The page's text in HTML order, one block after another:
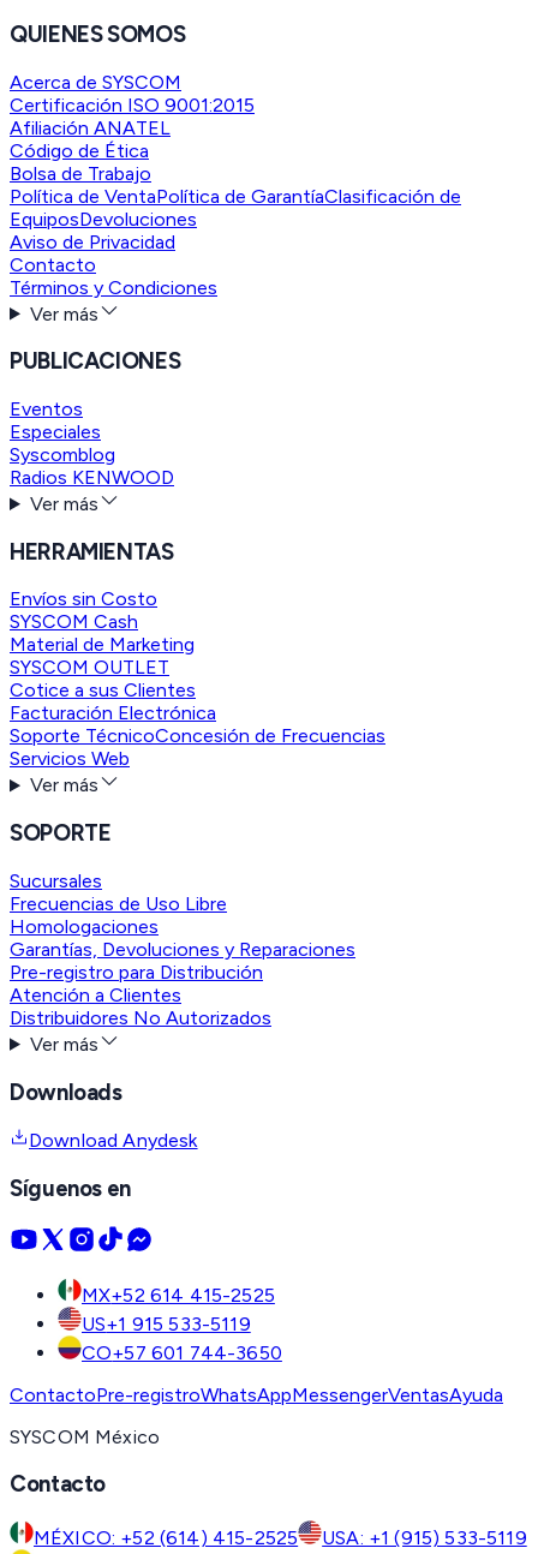
QUIENES SOMOS
Acerca de SYSCOM
Certificación ISO 9001:2015
Afiliación ANATEL
Código de Ética
Bolsa de Trabajo
Política de VentaPolítica de GarantíaClasificación de
EquiposDevoluciones
Aviso de Privacidad
Contacto
Términos y Condiciones
Ver más
PUBLICACIONES
Eventos
Especiales
Syscomblog
Radios KENWOOD
Ver más
HERRAMIENTAS
Envíos sin Costo
SYSCOM Cash
Material de Marketing
SYSCOM OUTLET
Cotice a sus Clientes
Facturación Electrónica
Soporte TécnicoConcesión de Frecuencias
Servicios Web
Ver más
SOPORTE
Sucursales
Frecuencias de Uso Libre
Homologaciones
Garantías, Devoluciones y Reparaciones
Pre-registro para Distribución
Atención a Clientes
Distribuidores No Autorizados
Ver más
Downloads
Download Anydesk
Síguenos en
MX+52 614 415-2525
US+1 915 533-5119
CO+57 601 744-3650
ContactoPre-registroWhatsAppMessengerVentasAyuda
SYSCOM México
Contacto
MÉXICO: +52 (614) 415-2525 USA: +1 (915) 533-5119